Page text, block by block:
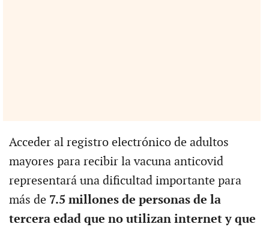
Acceder al registro electrónico de adultos
mayores para recibir la vacuna anticovid
representará una dificultad importante para
más de 7.5 millones de personas de la
tercera edad que no utilizan internet y que